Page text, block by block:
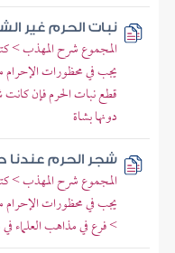
نبات الحرم غير
المجموع شرح المهذب >
يجب في محظورات
قطع نبات الحرم فإن كانت
دونها بشاة
شجر الحرم
المجموع شرح المهذب >
يجب في محظورات
> فرع في مذاهب العلماء